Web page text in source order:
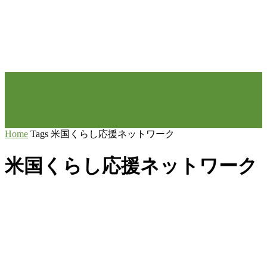
Home Tags 米国くらし応援ネットワーク
米国くらし応援ネットワーク